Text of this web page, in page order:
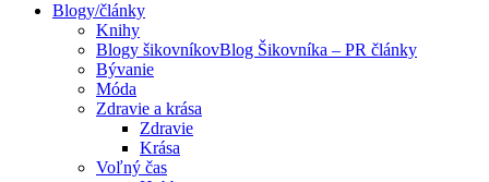
Blogy/články
Knihy
Blogy šikovníkovBlog Šikovníka – PR články
Bývanie
Móda
Zdravie a krása
Zdravie
Krása
Voľný čas